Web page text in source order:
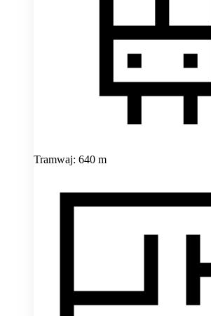
Tramwaj: 640 m